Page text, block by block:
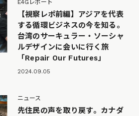
E4Gレポート
【視察レポ前編】アジアを代表
する循環ビジネスの今を知る。
台湾のサーキュラー・ソーシャ
ルデザインに会いに行く旅
「Repair Our Futures」
2024.09.05
ニュース
先住民の声を取り戻す。カナダ